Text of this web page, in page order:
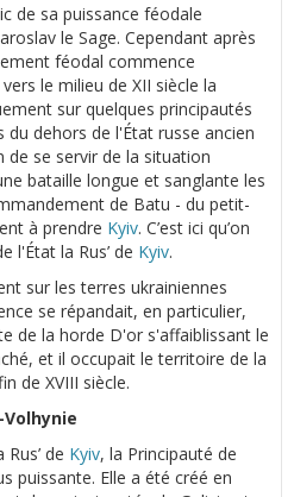
de sa puissance féodale
le Sage. Cependant après
féodal commence
le milieu de XII siècle la
sur quelques principautés
du dehors de l'État russe ancien
de se servir de la situation
bataille longue et sanglante les
de Batu - du petit-
à prendre Kyiv. C’est ici qu’on
l'État la Rus’ de Kyiv.
sur les terres ukrainiennes
se répandait, en particulier,
de la horde D'or s'affaiblissant le
et il occupait le territoire de la
de XVIII siècle.
de Kyiv, la Principauté de
puissante. Elle a été créé en